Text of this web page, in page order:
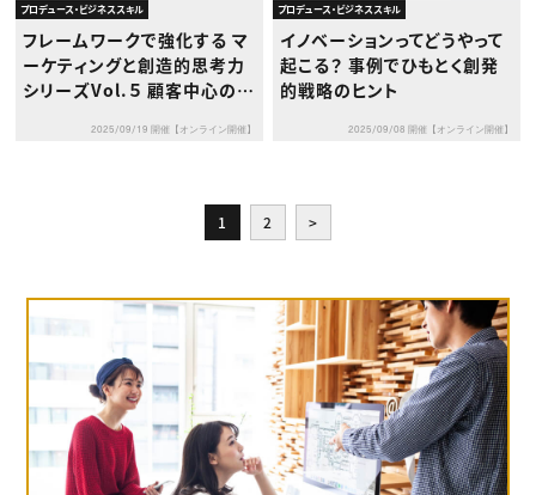
プロデュース・ビジネススキル
フレームワークで強化する マ
ーケティングと創造的思考力
シリーズVol.５ 顧客中心の戦
プと4P分析2025/09/19 開催【オンライン開催】
プロデュース・ビジネススキル
イノベーションってどうやって
起こる？ 事例でひもとく創発
的戦略のヒント
2025/09/08 開催【オンライン開催】
1 2 >